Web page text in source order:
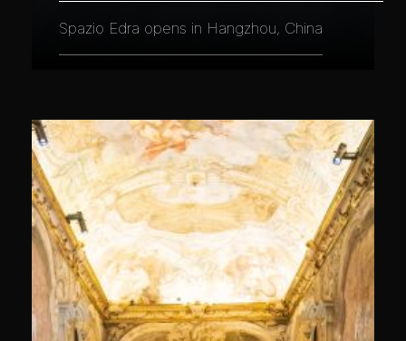
Spazio Edra opens in Hangzhou, China